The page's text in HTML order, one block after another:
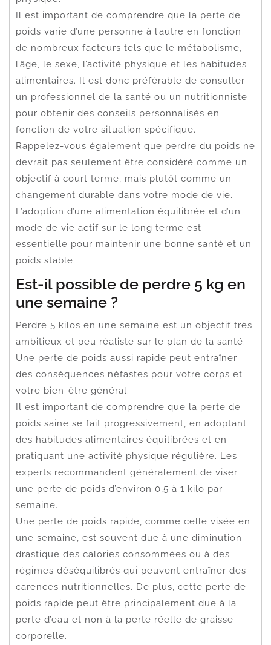
Il est important de comprendre que la perte de
poids varie d’une personne à l’autre en fonction
de nombreux facteurs tels que le métabolisme,
l’âge, le sexe, l’activité physique et les habitudes
alimentaires. Il est donc préférable de consulter
un professionnel de la santé ou un nutritionniste
pour obtenir des conseils personnalisés en
fonction de votre situation spécifique.
Rappelez-vous également que perdre du poids ne
devrait pas seulement être considéré comme un
objectif à court terme, mais plutôt comme un
changement durable dans votre mode de vie.
L’adoption d’une alimentation équilibrée et d’un
mode de vie actif sur le long terme est
essentielle pour maintenir une bonne santé et un
poids stable.
Est-il possible de perdre 5 kg en
une semaine ?
Perdre 5 kilos en une semaine est un objectif très
ambitieux et peu réaliste sur le plan de la santé.
Une perte de poids aussi rapide peut entraîner
des conséquences néfastes pour votre corps et
votre bien-être général.
Il est important de comprendre que la perte de
poids saine se fait progressivement, en adoptant
des habitudes alimentaires équilibrées et en
pratiquant une activité physique régulière. Les
experts recommandent généralement de viser
une perte de poids d’environ 0,5 à 1 kilo par
semaine.
Une perte de poids rapide, comme celle visée en
une semaine, est souvent due à une diminution
drastique des calories consommées ou à des
régimes déséquilibrés qui peuvent entraîner des
carences nutritionnelles. De plus, cette perte de
poids rapide peut être principalement due à la
perte d’eau et non à la perte réelle de graisse
corporelle.